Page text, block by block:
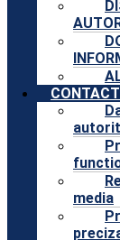
CONTACT
media